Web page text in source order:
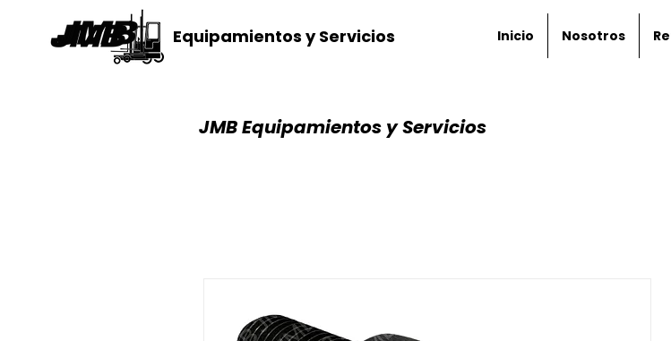
Equipamientos y Servicios Inicio Nosotros
JMB Equipamientos y Servicios